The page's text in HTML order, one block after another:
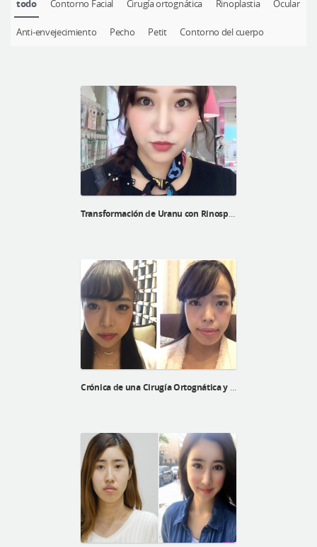
Cirugía plástica segura
Consulta en línea
todo Contorno Facial Cirugía ortognática Rinoplastia Ocular
Anti-envejecimiento Pecho Petit Contorno del cuerpo
Transformación de Uranu con Rinosplatía, cirugía de doble párpado y contorno facial
Crónica de una Cirugía Ortognática y contorno facial de Naoko